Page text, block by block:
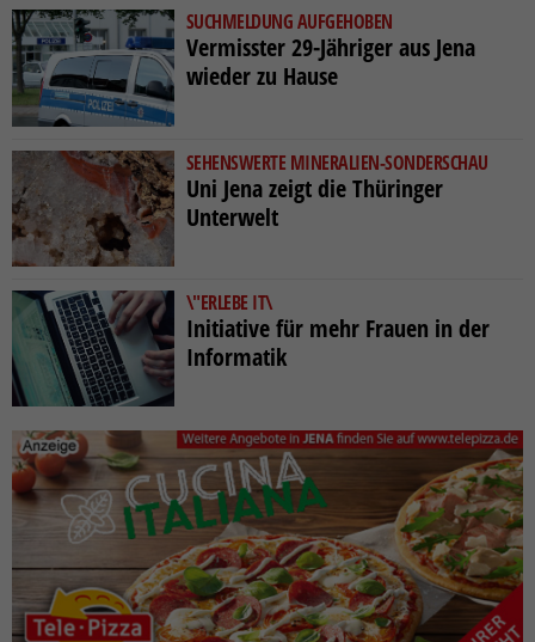
SUCHMELDUNG AUFGEHOBEN
Vermisster 29-Jähriger aus Jena
wieder zu Hause
SEHENSWERTE MINERALIEN-SONDERSCHAU
Uni Jena zeigt die Thüringer
Unterwelt
\"ERLEBE IT\
Initiative für mehr Frauen in der
Informatik